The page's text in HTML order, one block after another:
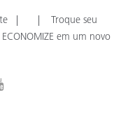
Troque seu
em um novo